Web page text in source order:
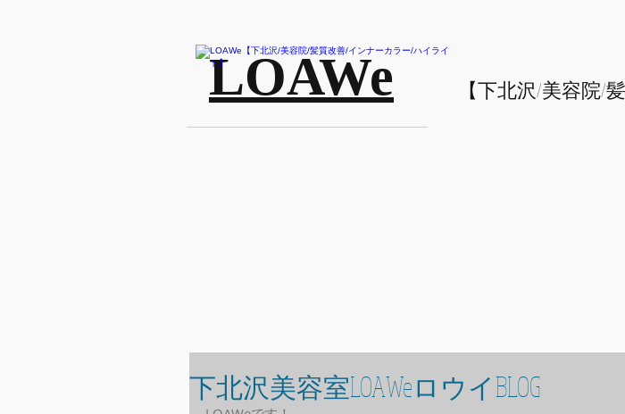
LOAWe ​【下北沢/美容院/
下北沢美容室LOAWeロウイBLOG